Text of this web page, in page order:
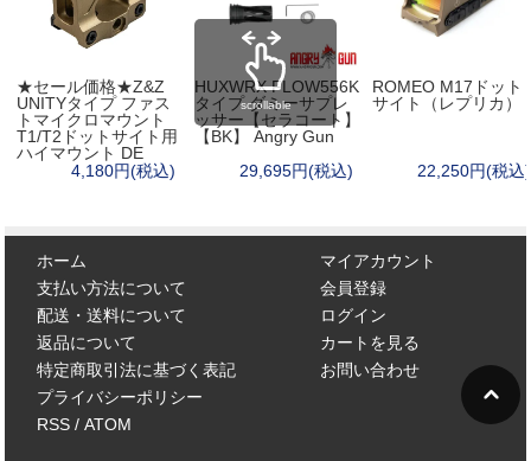
★セール価格★Z&Z
UNITYタイプ ファス
トマイクロマウント
T1/T2ドットサイト用
ハイマウント DE
4,180円(税込)
HUXWRX FLOW556K
タイプ ダミーサプレ
ッサー【セラコート】
【BK】 Angry Gun
29,695円(税込)
ROMEO M17ドット
サイト（レプリカ）
22,250円(税込)
scrollable
ホーム
支払い方法について
配送・送料について
返品について
特定商取引法に基づく表記
プライバシーポリシー
RSS/ ATOM
マイアカウント
会員登録
ログイン
カートを見る
お問い合わせ